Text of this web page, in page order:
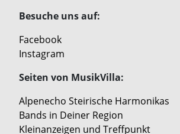
Besuche uns auf:
Facebook
Instagram
Seiten von MusikVilla:
Alpenecho Steirische Harmonikas
Bands in Deiner Region
Kleinanzeigen und Treffpunkt